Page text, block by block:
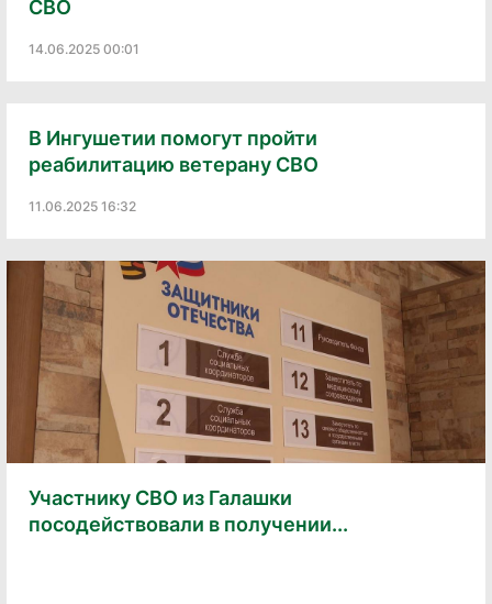
СВО
14.06.2025 00:01
В Ингушетии помогут пройти
реабилитацию ветерану СВО
11.06.2025 16:32
Участнику СВО из Галашки
посодействовали в получении...